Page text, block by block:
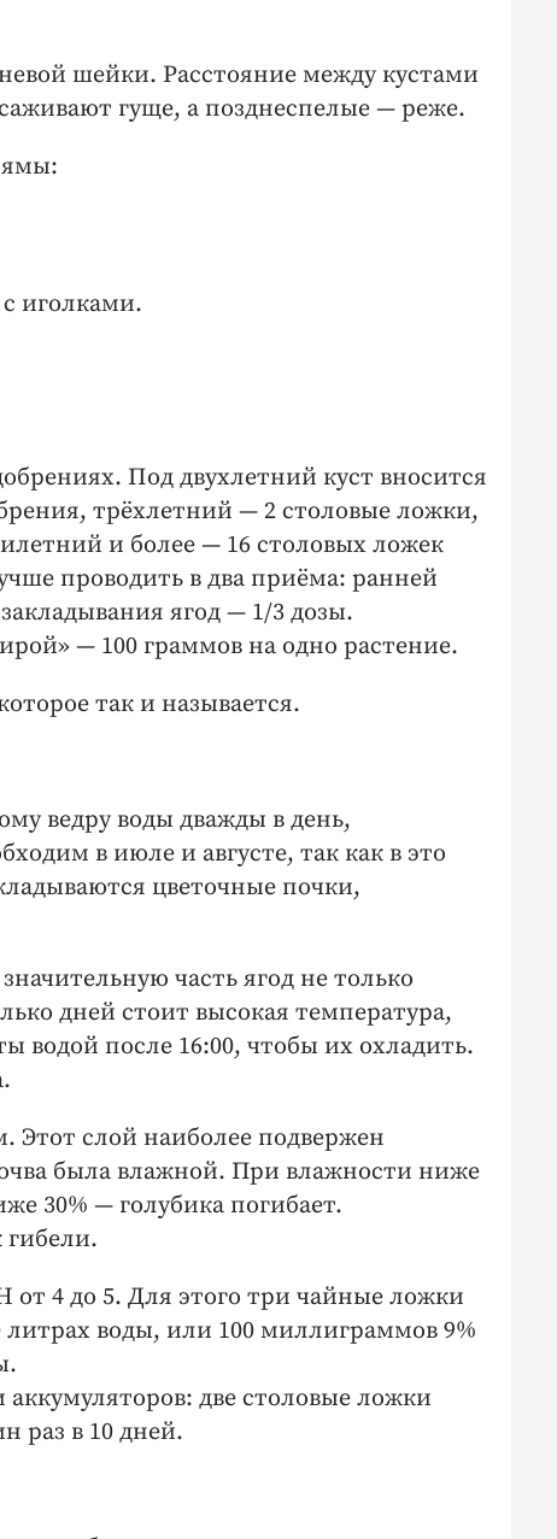
шейки. Расстояние между кустами
гуще, а позднеспелые — реже.
ямы:
иголками.
Под двухлетний куст вносится
трёхлетний — 2 столовые ложки,
и более — 16 столовых ложек
проводить в два приёма: ранней
ягод — 1/3 дозы.
— 100 граммов на одно растение.
так и называется.
ведру воды дважды в день,
в июле и августе, так как в это
цветочные почки,
часть ягод не только
дней стоит высокая температура,
водой после 16:00, чтобы их охладить.
Этот слой наиболее подвержен
была влажной. При влажности ниже
30% — голубика погибает.
4 до 5. Для этого три чайные ложки
воды, или 100 миллиграммов 9%
две столовые ложки
раз в 10 дней.